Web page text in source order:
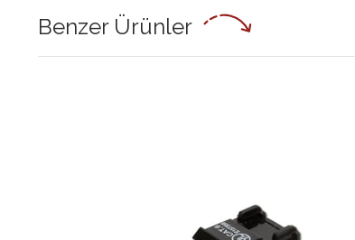
Benzer Ürünler